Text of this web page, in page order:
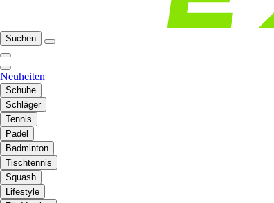
Suchen
Neuheiten
Schuhe
Schläger
Tennis
Padel
Badminton
Tischtennis
Squash
Lifestyle